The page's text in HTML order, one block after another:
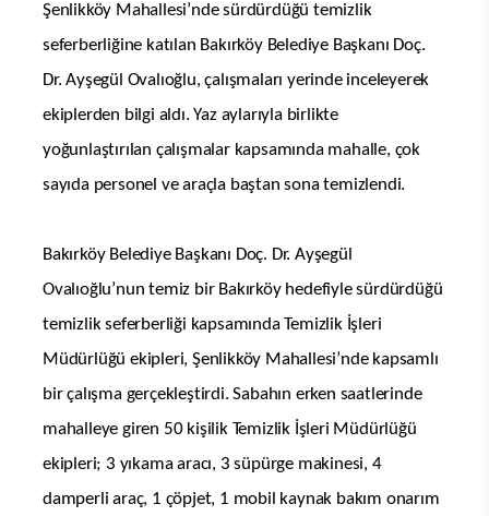
Şenlikköy Mahallesi’nde sürdürdüğü temizlik
seferberliğine katılan Bakırköy Belediye Başkanı Doç.
Dr. Ayşegül Ovalıoğlu, çalışmaları yerinde inceleyerek
ekiplerden bilgi aldı. Yaz aylarıyla birlikte
yoğunlaştırılan çalışmalar kapsamında mahalle, çok
sayıda personel ve araçla baştan sona temizlendi.
Bakırköy Belediye Başkanı Doç. Dr. Ayşegül
Ovalıoğlu’nun temiz bir Bakırköy hedefiyle sürdürdüğü
temizlik seferberliği kapsamında Temizlik İşleri
Müdürlüğü ekipleri, Şenlikköy Mahallesi’nde kapsamlı
bir çalışma gerçekleştirdi. Sabahın erken saatlerinde
mahalleye giren 50 kişilik Temizlik İşleri Müdürlüğü
ekipleri; 3 yıkama aracı, 3 süpürge makinesi, 4
damperli araç, 1 çöpjet, 1 mobil kaynak bakım onarım